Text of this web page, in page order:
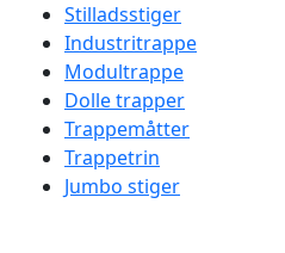
Stilladsstiger
Industritrappe
Modultrappe
Dolle trapper
Trappemåtter
Trappetrin
Jumbo stiger